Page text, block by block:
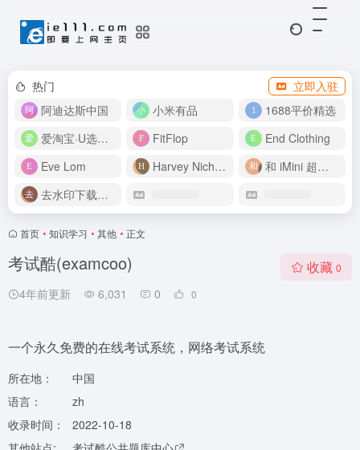
热门
立即入驻
阿迪达斯中国
小米有品
1688平价精选
爱淘宝·U选好价
FitFlop
End Clothing
Eve Lom
Harvey Nichols
和 iMini 超级智能体一起构建伟大作品
去水印下载视频
首页 • 知识学习 • 其他 • 正文
考试酷(examcoo)
4年前更新 6,031 0 0
收藏 0
一个永久免费的在线考试系统，网络考试系统
所在地：
中国
语言：
zh
收录时间：
2022-10-18